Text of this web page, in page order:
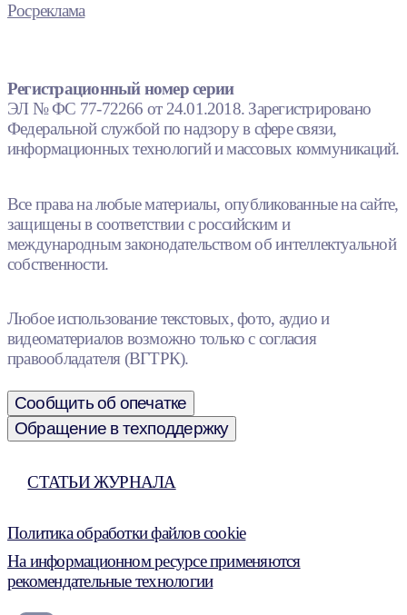
Росреклама
Регистрационный номер серии
ЭЛ № ФС 77-72266 от 24.01.2018. Зарегистрировано
Федеральной службой по надзору в сфере связи,
информационных технологий и массовых коммуникаций.
Все права на любые материалы, опубликованные на сайте,
защищены в соответствии с российским и
международным законодательством об интеллектуальной
собственности.
Любое использование текстовых, фото, аудио и
видеоматериалов возможно только с согласия
правообладателя (ВГТРК).
Сообщить об опечатке
Обращение в техподдержку
СТАТЬИ ЖУРНАЛА
Политика обработки файлов cookie
На информационном ресурсе применяются
рекомендательные технологии